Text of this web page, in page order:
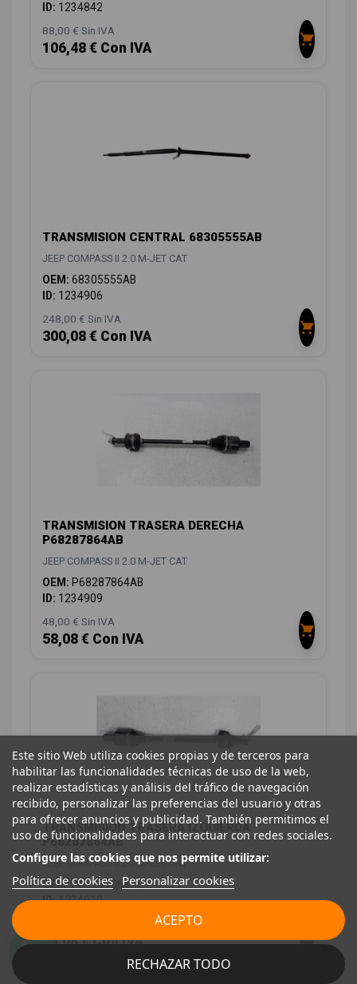
ID: 1234842
88,00 € Sin IVA
106,48 € Con IVA
TRANSMISION CENTRAL 68305555AB
JEEP COMPASS II 2.0 M-JET CAT
OEM: 68305555AB
ID: 1234906
248,00 € Sin IVA
300,08 € Con IVA
TRANSMISION TRASERA DERECHA
P68287864AB
JEEP COMPASS II 2.0 M-JET CAT
OEM: P68287864AB
ID: 1234909
48,00 € Sin IVA
58,08 € Con IVA
TRANSMISION TRASERA IZQUIERDA
P68287864AB
JEEP COMPASS II 2.0 M-JET CAT
OEM: P68287864AB
ID:1234910
58,08 € Con IVA
Este sitio Web utiliza cookies propias y de terceros para
habilitar las funcionalidades técnicas de uso de la web,
realizar estadísticas y análisis del tráfico de navegación
recibido, personalizar las preferencias del usuario y otras
para ofrecer anuncios y publicidad. También permitimos el
uso de funcionalidades para interactuar con redes sociales.
Configure las cookies que nos permite utilizar:
Política de cookies Personalizar cookies
RECHAZAR TODO
ACEPTO